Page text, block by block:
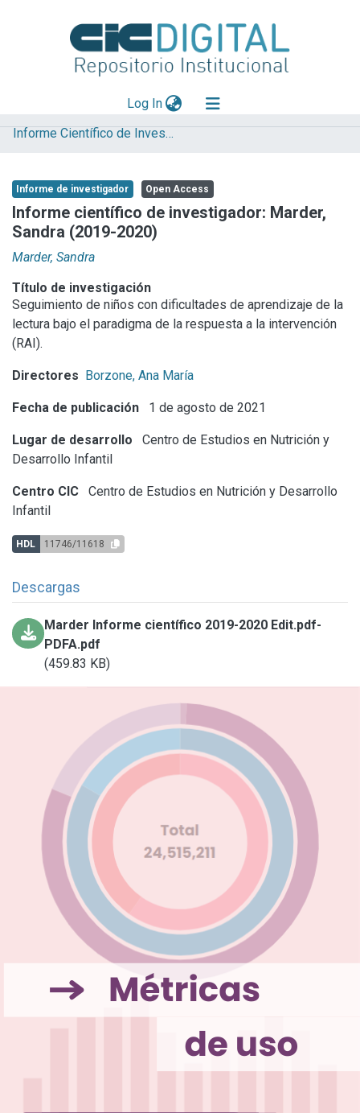
Log In(current)
Explorar
Aportar material
Statistics
Informe Científico de Investigador
Informe de investigador Open Access
Informe científico de investigador: Marder,
Sandra (2019-2020)
Marder, Sandra
Título de investigación
Seguimiento de niños con dificultades de aprendizaje de la
lectura bajo el paradigma de la respuesta a la intervención
(RAI).
Directores Borzone, Ana María
Fecha de publicación 1 de agosto de 2021
Lugar de desarrollo
Centro de Estudios en Nutrición y
Desarrollo Infantil
Centro CIC
Centro de Estudios en Nutrición y Desarrollo
Infantil
HDL 11746/11618
Descargas
Marder Informe científico 2019-2020 Edit.pdf-
PDFA.pdf
(459.83 KB)